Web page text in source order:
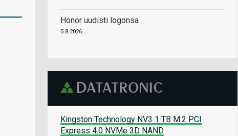
Honor uudisti logonsa
5.8.2026
Kingston Technology NV3 1 TB M.2 PCI
Express 4.0 NVMe 3D NAND